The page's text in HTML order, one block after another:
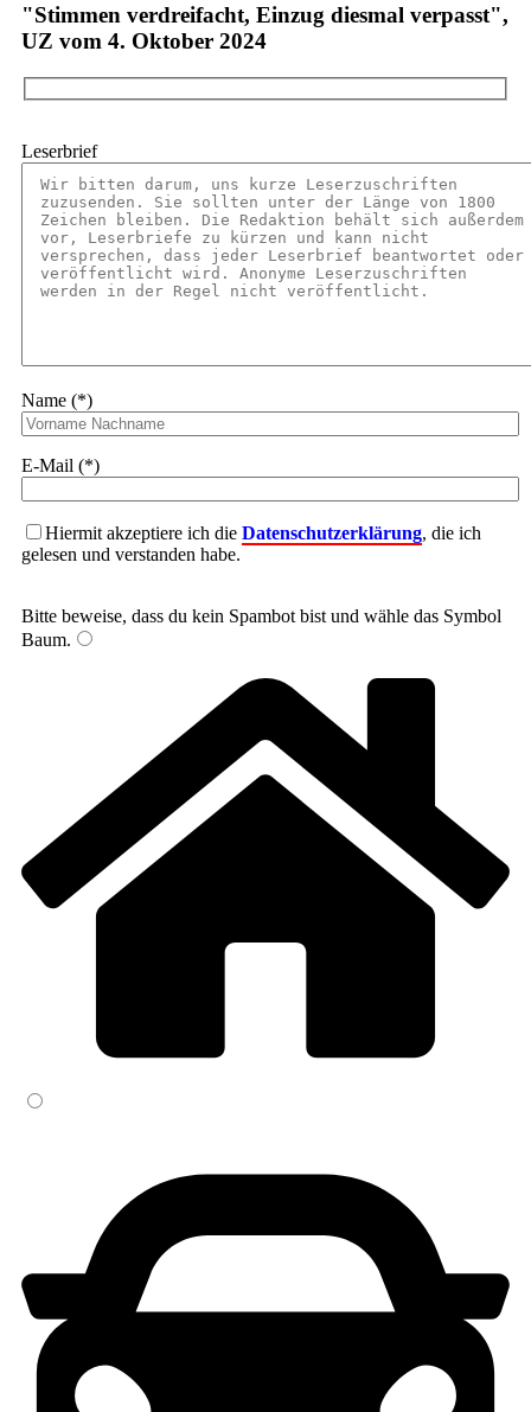
"Stimmen verdreifacht, Einzug diesmal verpasst",
UZ vom 4. Oktober 2024
Leserbrief
Name (*)
E-Mail (*)
Hiermit akzeptiere ich die Datenschutzerklärung, die ich
gelesen und verstanden habe.
Bitte beweise, dass du kein Spambot bist und wähle das Symbol
Baum.